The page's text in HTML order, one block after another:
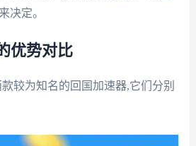
决定。
优势对比
较为知名的回国加速器,它们分别